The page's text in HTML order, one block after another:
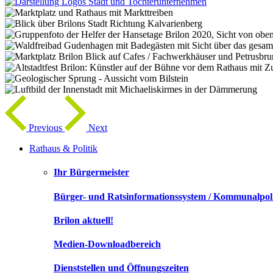
Previous
Next
Rathaus & Politik
Ihr Bürgermeister
Bürger- und Ratsinformationssystem /
Brilon aktuell!
Medien-Downloadbereich
Dienststellen und Öffnungszeiten